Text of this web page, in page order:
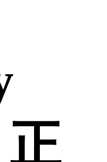
正